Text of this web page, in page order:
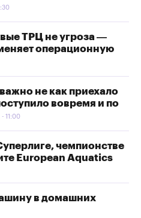
ТРЦ не угроза —
операционную
не как приехало
вовремя и по
11:00
чемпионстве
European Aquatics
в домашних